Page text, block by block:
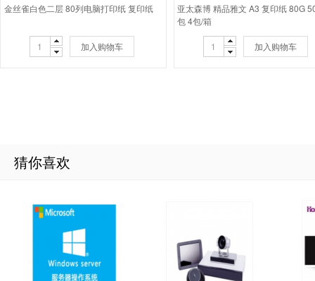
金丝雀白色二层 80列电脑打印纸 复印纸
加入购物车
亚太森博 精品雅文 A3 复印纸 80G
包 4包/箱
加入购物车
猜你喜欢